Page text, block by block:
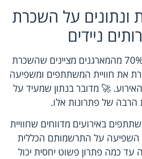
ונתונים על השכרת
ניידים
נתונים מראים כי כ-70% מהמארגנים מציינים שהשכרת
את חוויית המשתתפים ומשפיעה
🚀 מדובר בנתון שמעיד על
הרבה של פתרונות אלו.
כ-60% מהמשתתפים באירועים מדווחים שחוויית
השפיעה על התרשמותם הכללית
עד כמה פתרון פשוט יחסית יכול